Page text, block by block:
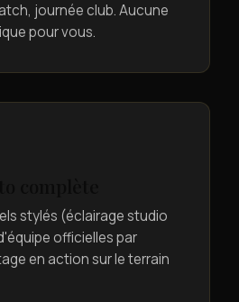
journée club. Aucune
pour vous.
stylés (éclairage studio
officielles par
en action sur le terrain